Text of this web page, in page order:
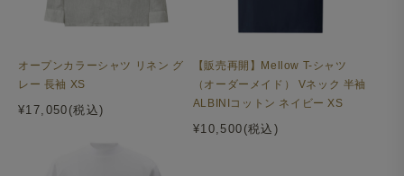
な印象のバルカポケットを採用しました。
オープンカラーシャツ リネン グ
レー 長袖 XS
¥17,050(税込)
【販売再開】Mellow T-シャツ
（オーダーメイド） Vネック 半袖
ALBINIコットン ネイビー XS
¥10,500(税込)